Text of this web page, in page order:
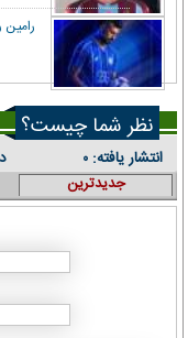
نظر شما چیست؟
انتشار یافته: ۰
جدیدترین